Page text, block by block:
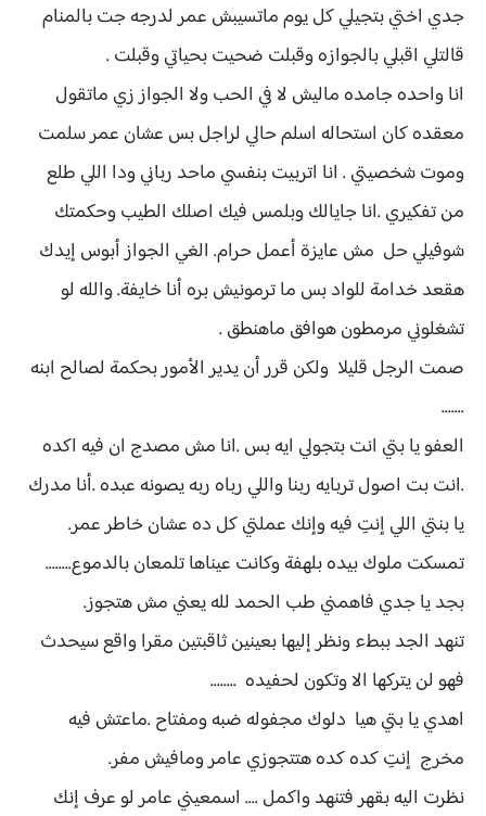
جدي اختي بتجيلي كل يوم ماتسيبش عمر لدرجه جت بالمنام
قالتلي اقبلي بالجوازه وقبلت ضحيت بحياتي وقبلت .
انا واحده جامده ماليش لا في الحب ولا الجواز زي ماتقول
معقده كان استحاله اسلم حالي لراجل بس عشان عمر سلمت
وموت شخصيتي . انا اتربيت بنفسي ماحد رباني ودا اللي طلع
من تفكيري .انا جايالك وبلمس فيك اصلك الطيب وحكمتك
شوفيلي حل مش عايزة أعمل حرام. الغي الجواز أبوس إيدك
هقعد خدامة للواد بس ما ترمونيش بره أنا خايفة. والله لو
تشغلوني مرمطون هوافق ماهنطق .
صمت الرجل قليلا ولكن قرر أن يدير الأمور بحكمة لصالح ابنه
.......
العفو يا بتي انت بتجولي ايه بس .انا مش مصدج ان فيه اكده
.انت بت اصول تربايه ربنا واللي رباه ربه يصونه عبده .أنا مدرك
يا بنتي اللي إنتِ فيه وإنك عملتي كل ده عشان خاطر عمر.
تمسكت ملوك بيده بلهفة وكانت عيناها تلمعان بالدموع........
بجد يا جدي فاهمني طب الحمد لله يعني مش هتجوز.
تنهد الجد ببطء ونظر إليها بعينين ثاقبتين مقرا واقع سيحدث
فهو لن يتركها الا وتكون لحفيده ........
اهدي يا بتي هيا دلوك مجفوله ضبه ومفتاح .ماعتش فيه
مخرج إنتِ كده كده هتتجوزي عامر ومافيش مفر.
نظرت اليه بقهر فتنهد واكمل .... اسمعيني عامر لو عرف إنك